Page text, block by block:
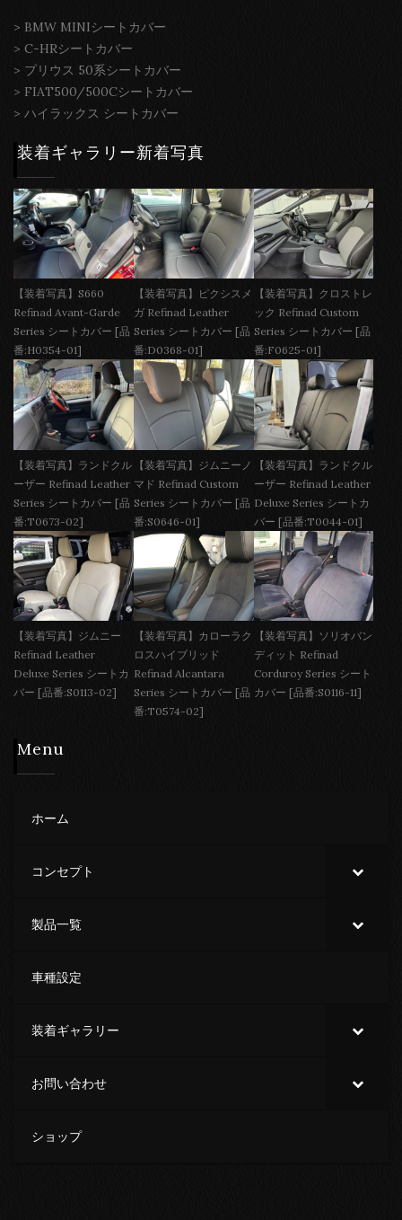
> BMW MINIシートカバー
> C-HRシートカバー
> プリウス 50系シートカバー
> FIAT500/500Cシートカバー
> ハイラックス シートカバー
装着ギャラリー新着写真
【装着写真】S660
Refinad Avant-Garde
Series シートカバー [品
番:H0354-01]
【装着写真】ピクシスメ
ガ Refinad Leather
Series シートカバー [品
番:D0368-01]
【装着写真】クロストレ
ック Refinad Custom
Series シートカバー [品
番:F0625-01]
【装着写真】ランドクル
ーザー Refinad Leather
Series シートカバー [品
番:T0673-02]
【装着写真】ジムニーノ
マド Refinad Custom
Series シートカバー [品
番:S0646-01]
【装着写真】ランドクル
ーザー Refinad Leather
Deluxe Series シートカ
バー [品番:T0044-01]
【装着写真】ジムニー
Refinad Leather
Deluxe Series シートカ
バー [品番:S0113-02]
【装着写真】カローラク
ロスハイブリッド
Refinad Alcantara
Series シートカバー [品
番:T0574-02]
【装着写真】ソリオバン
ディット Refinad
Corduroy Series シート
カバー [品番:S0116-11]
Menu
ホーム
コンセプト
製品一覧
車種設定
装着ギャラリー
お問い合わせ
ショップ